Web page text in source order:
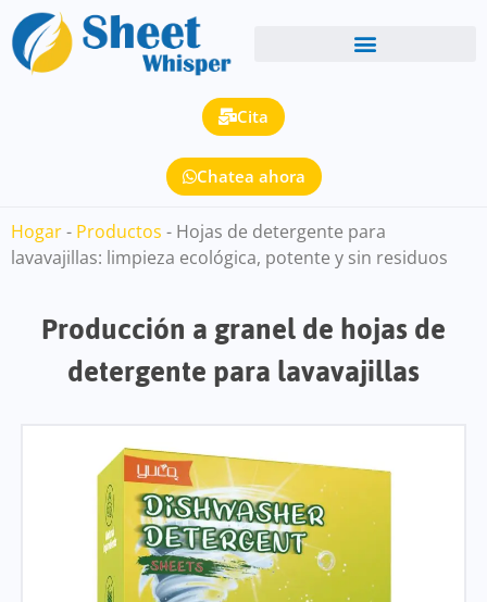
Cita
Chatea ahora
Hogar- Productos - Hojas de detergente para
lavavajillas: limpieza ecológica, potente y sin residuos
Producción a granel de hojas de
detergente para lavavajillas